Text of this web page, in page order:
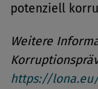
potenziell
Weitere
https://